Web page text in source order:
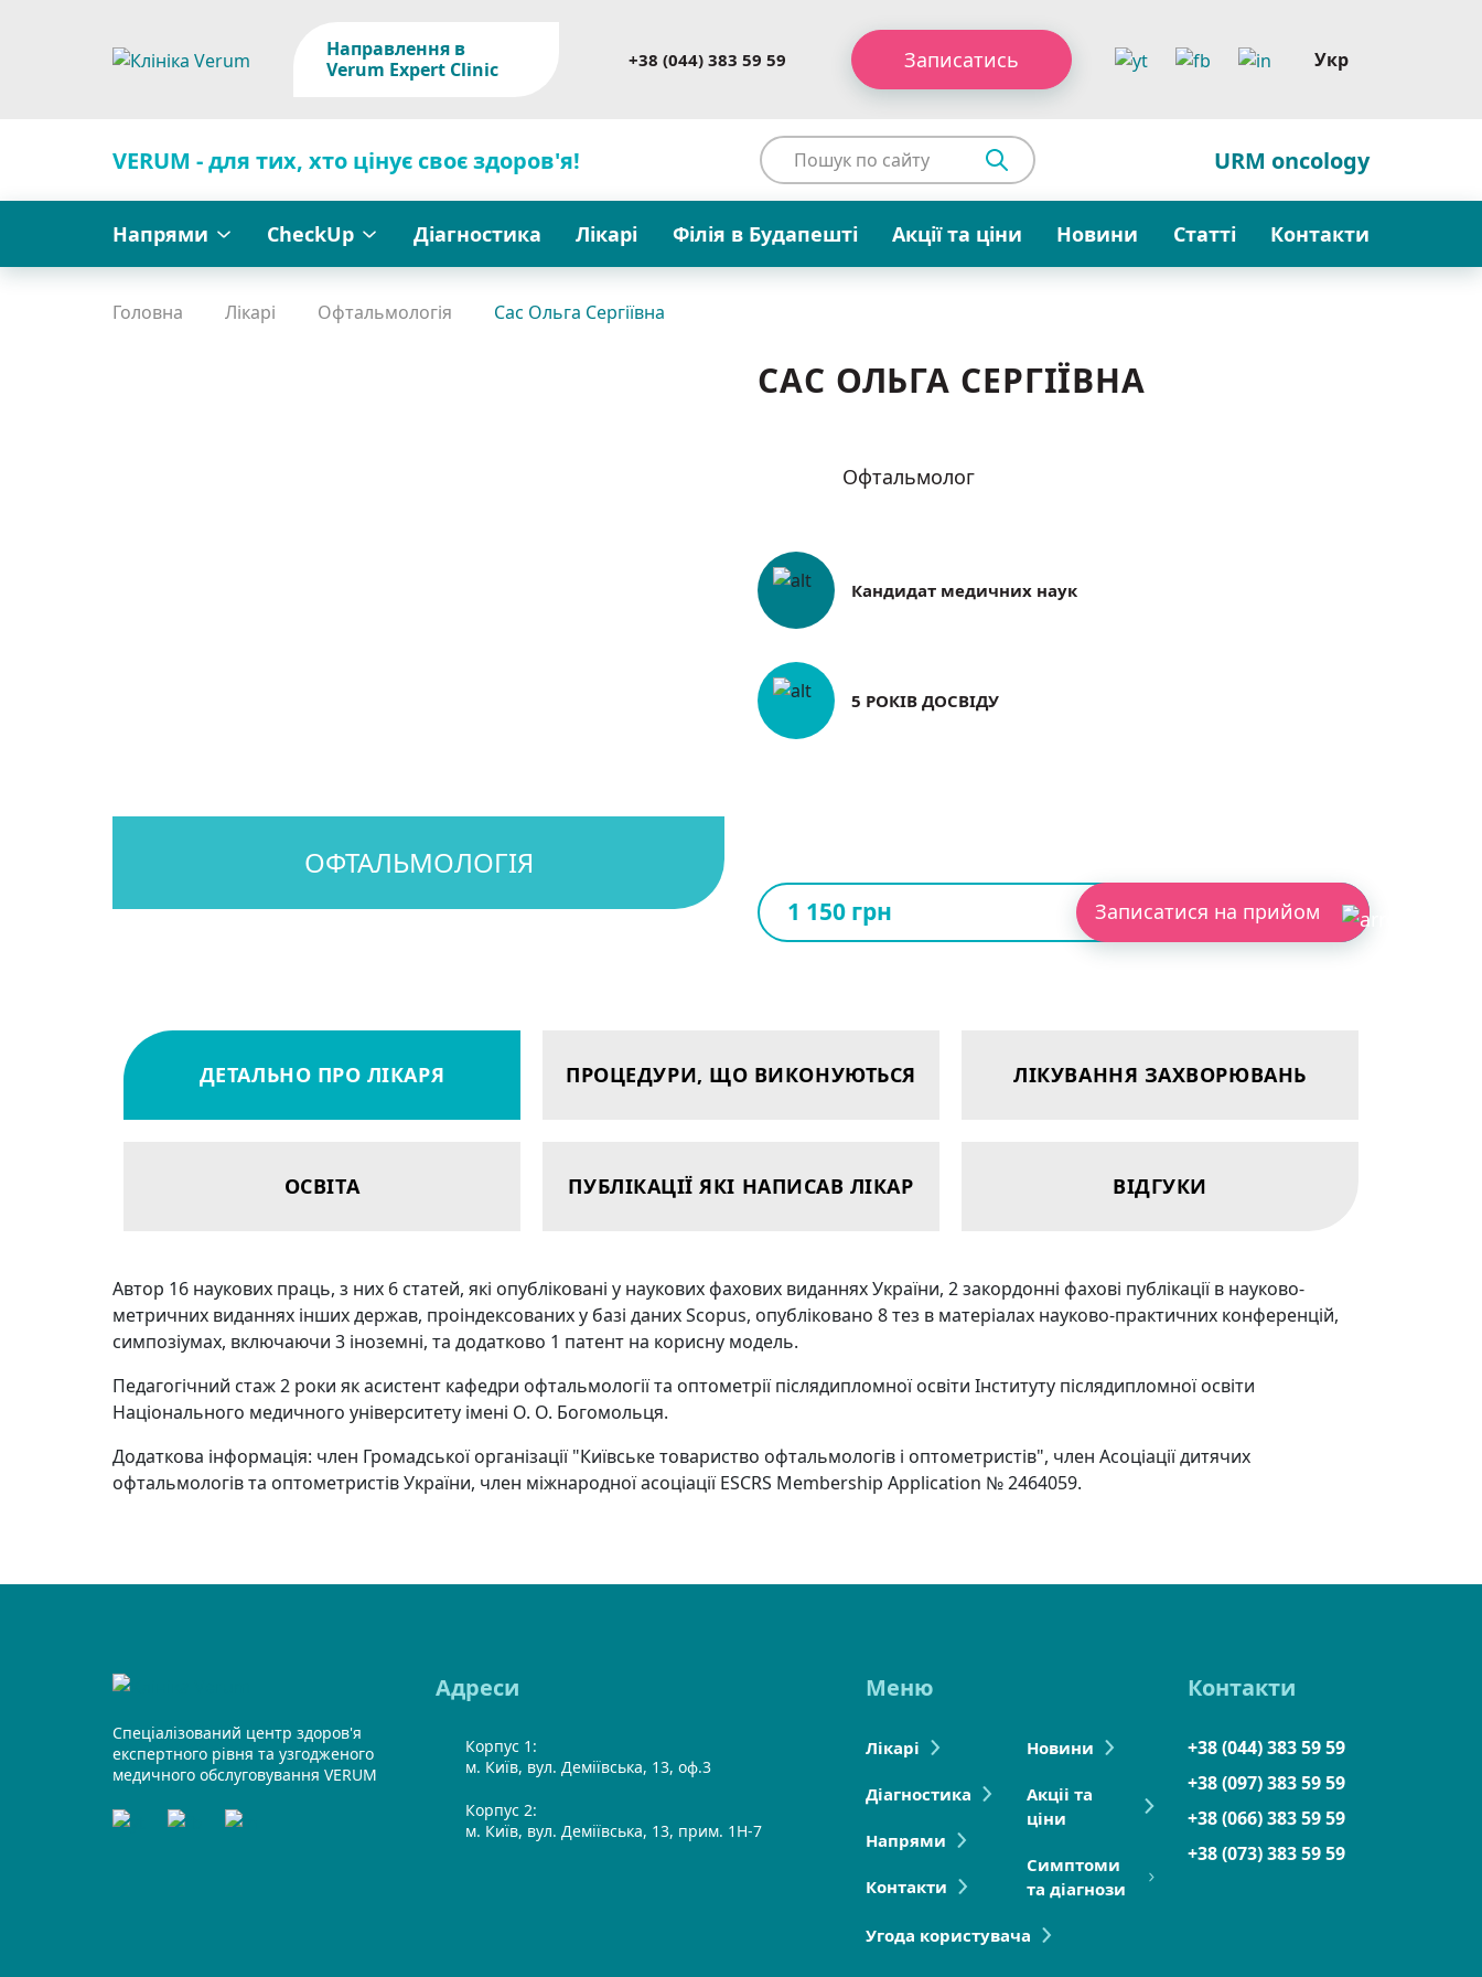
Направлення в
Verum Expert Clinic
+38 (044) 383 59 59 Записатись Укр
VERUM - для тих, хто цінує своє здоров'я! URM oncology
Напрями CheckUp Діагностика Лікарі Філія в Будапешті Акції та ціни Новини Статті Контакти
Головна Лікарі Офтальмологія Сас Ольга Сергіївна
САС ОЛЬГА СЕРГІЇВНА
Офтальмолог
Кандидат медичних наук
5 РОКІВ ДОСВІДУ
1 150 грн Записатися на прийом
ДЕТАЛЬНО ПРО ЛІКАРЯ ПРОЦЕДУРИ, ЩО ВИКОНУЮТЬСЯ ЛІКУВАННЯ ЗАХВОРЮВАНЬ
ОСВІТА ПУБЛІКАЦІЇ ЯКІ НАПИСАВ ЛІКАР ВІДГУКИ
Автор 16 наукових праць, з них 6 статей, які опубліковані у наукових фахових виданнях України, 2 закордонні фахові публікації в науково-
метричних виданнях інших держав, проіндексованих у базі даних Scopus, опубліковано 8 тез в матеріалах науково-практичних конференцій,
симпозіумах, включаючи 3 іноземні, та додатково 1 патент на корисну модель.
Педагогічний стаж 2 роки як асистент кафедри офтальмології та оптометрії післядипломної освіти Інституту післядипломної освіти
Національного медичного університету імені О. О. Богомольця.
Додаткова інформація: член Громадської організації "Київське товариство офтальмологів і оптометристів", член Асоціації дитячих
офтальмологів та оптометристів України, член міжнародної асоціації ESCRS Membership Application № 2464059.
Спеціалізований центр здоров'я
експертного рівня та узгодженого
медичного обслуговування VERUM
Адреси
Корпус 1:
м. Київ, вул. Деміївська, 13, оф.3
Корпус 2:
м. Київ, вул. Деміївська, 13, прим. 1Н-7
Меню
Лікарі
Діагностика
Напрями
Контакти
Новини
Акціі та
ціни
Симптоми
та діагнози
Угода користувача
Контакти
+38 (044) 383 59 59
+38 (097) 383 59 59
+38 (066) 383 59 59
+38 (073) 383 59 59